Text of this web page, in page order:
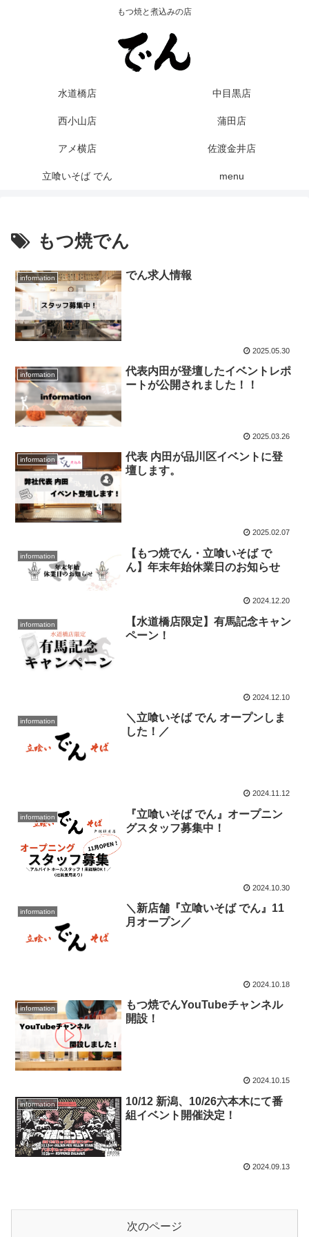
もつ焼と煮込みの店
水道橋店 中目黒店
西小山店 蒲田店
アメ横店 佐渡金井店
立喰いそば でん menu
もつ焼でん
information でん求人情報
2025.05.30
information
代表内田が登壇したイベントレポ
ートが公開されました！！
2025.03.26
information
代表 内田が品川区イベントに登
壇します。
2025.02.07
information
【もつ焼でん・立喰いそば で
ん】年末年始休業日のお知らせ
2024.12.20
information
【水道橋店限定】有馬記念キャン
ペーン！
2024.12.10
information
＼立喰いそば でん オープンしま
した！／
2024.11.12
information
『立喰いそば でん』オープニン
グスタッフ募集中！
2024.10.30
information
＼新店舗『立喰いそば でん』11
月オープン／
2024.10.18
information
もつ焼でんYouTubeチャンネル
開設！
2024.10.15
information
10/12 新潟、10/26六本木にて番
組イベント開催決定！
2024.09.13
次のページ